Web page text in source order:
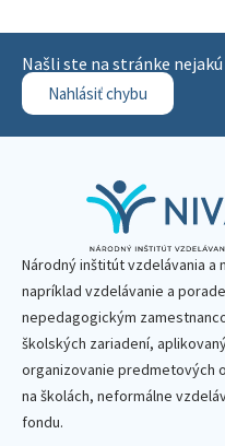
Našli ste na stránke
Nahlásiť chybu
Národný inštitút vzdelávania a
napríklad vzdelávanie a
nepedagogickým
školských zariadení,
organizovanie predmetových
na školách, neformálne
fondu.